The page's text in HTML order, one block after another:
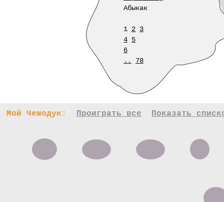
Абыкак
1 2 3
4 5
6
..
78
Мой Чемодук: Проиграть все Показать